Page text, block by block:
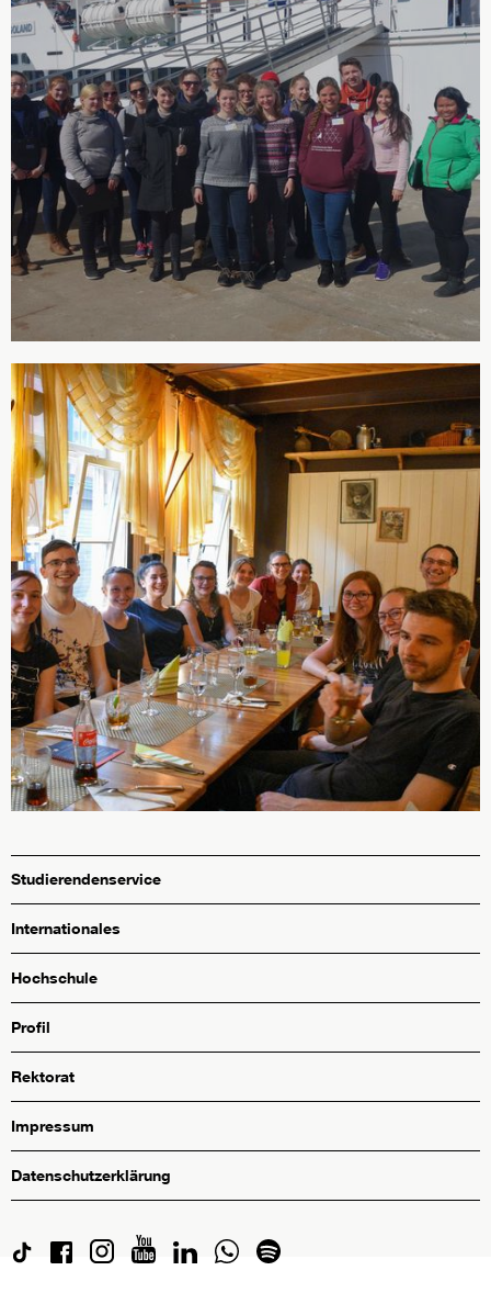
Studierendenservice
Internationales
Hochschule
Profil
Rektorat
Impressum
Datenschutzerklärung